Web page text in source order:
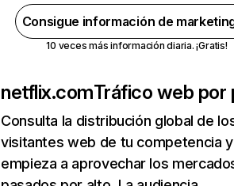
Consigue información de
10 veces más información diaria. ¡Gratis!
netflix.comTráfico web por
Consulta la distribución global de
visitantes web de tu competencia y
empieza a aprovechar los